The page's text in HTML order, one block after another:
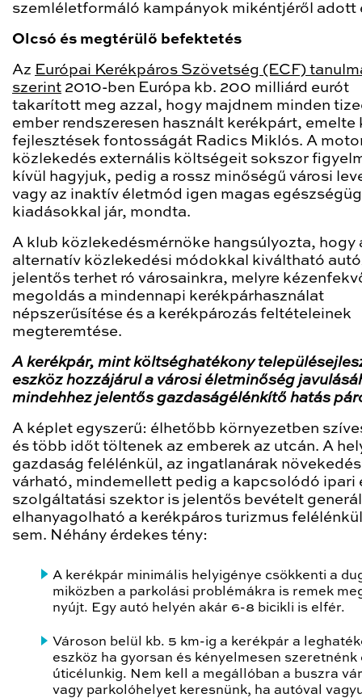
szemléletformáló kampányok mikéntjéről adott
Olcsó és megtérülő befektetés
Az Európai Kerékpáros Szövetség (ECF)
szerint 2010-ben Európa kb. 200 milliárd eurót
takarított meg azzal, hogy majdnem minden
ember rendszeresen használt kerékpárt, emelte
fejlesztések fontosságát Radics Miklós. A
közlekedés externális költségeit sokszor
kívül hagyjuk, pedig a rossz minőségű városi
vagy az inaktív életmód igen magas
kiadásokkal jár, mondta.
A klub közlekedésmérnöke hangsúlyozta, hogy
alternatív közlekedési módokkal kiváltható
jelentős terhet ró városainkra, melyre
megoldás a mindennapi kerékpárhasználat
népszerűsítése és a kerékpározás feltételeinek
megteremtése.
A kerékpár, mint költséghatékony
eszköz hozzájárul a városi életminőség
mindehhez jelentős gazdaságélénkítő hatás
A képlet egyszerű: élhetőbb környezetben
és több időt töltenek az emberek az utcán. A
gazdaság felélénkül, az ingatlanárak
várható, mindemellett pedig a kapcsolódó ipari
szolgáltatási szektor is jelentős bevételt
elhanyagolható a kerékpáros turizmus
sem. Néhány érdekes tény:
A kerékpár minimális helyigénye csökkenti a
miközben a parkolási problémákra is remek
nyújt. Egy autó helyén akár 6-8 bicikli is elfér.
Városon belül kb. 5 km-ig a kerékpár a
eszköz ha gyorsan és kényelmesen szeretnénk
úticélunkig. Nem kell a megállóban a buszra
vagy parkolóhelyet keresnünk, ha autóval